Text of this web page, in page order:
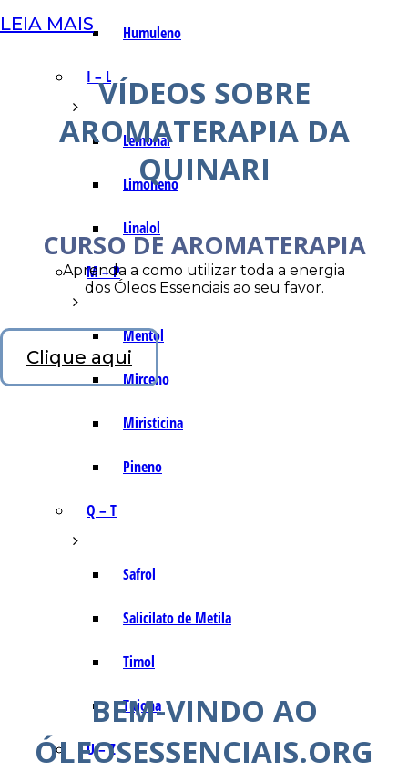
Humuleno
I – L
Lemonal
Limoneno
Linalol
M – P
Mentol
Mirceno
Miristicina
Pineno
Q – T
Safrol
Salicilato de Metila
Timol
Tujona
U – Z
LEIA MAIS
VÍDEOS SOBRE
AROMATERAPIA DA
QUINARI
CURSO DE AROMATERAPIA
Aprenda a como utilizar toda a energia
dos Óleos Essenciais ao seu favor.
Clique aqui
BEM-VINDO AO
ÓLEOSESSENCIAIS.ORG